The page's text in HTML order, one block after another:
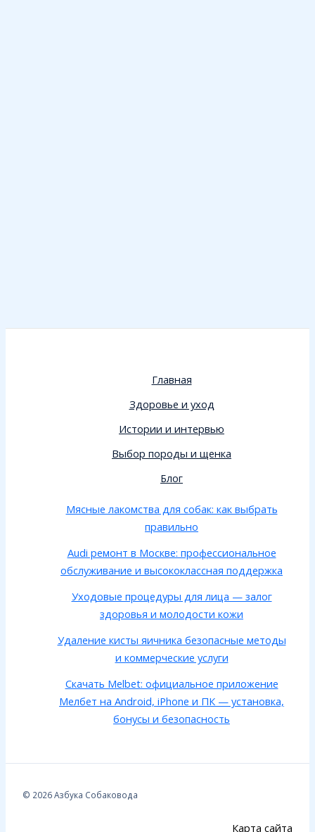
Главная
Здоровье и уход
Истории и интервью
Выбор породы и щенка
Блог
Мясные лакомства для собак: как выбрать
правильно
Audi ремонт в Москве: профессиональное
обслуживание и высококлассная поддержка
Уходовые процедуры для лица — залог
здоровья и молодости кожи
Удаление кисты яичника безопасные методы
и коммерческие услуги
Скачать Melbet: официальное приложение
Мелбет на Android, iPhone и ПК — установка,
бонусы и безопасность
© 2026 Азбука Собаковода
Карта сайта